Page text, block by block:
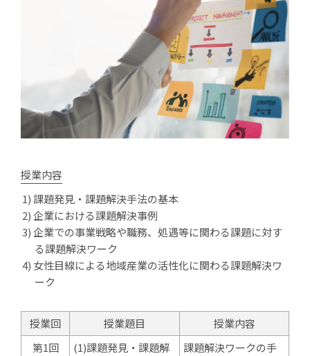
授業内容
課題発見・課題解決手法の基本
企業における課題解決事例
企業での事業戦略や職務、処遇等に関わる課題に対す
る課題解決ワーク
女性目線による地域産業の活性化に関わる課題解決ワ
ーク
授業回 授業題目
授業内容
第1回
(1)課題発見・課題解
課題解決ワークの手